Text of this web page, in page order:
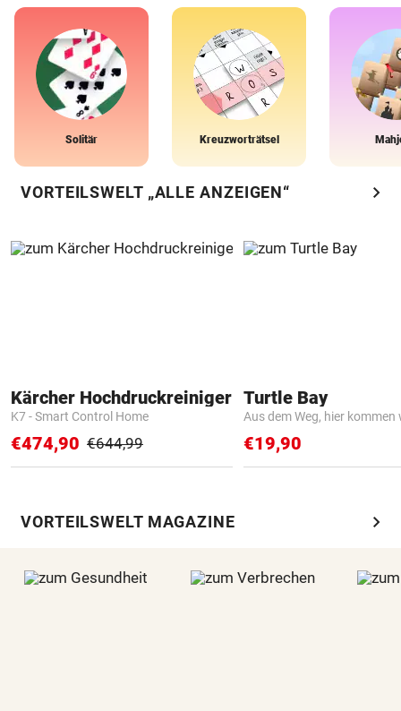
Solitär Kreuzworträtsel
VORTEILSWELT „ALLE ANZEIGEN“ chevron_right
Kärcher Hochdruckreiniger
K7 - Smart Control Home
€474,90 €644,99
Turtle Bay
Aus dem Weg, hier kommen
€19,90
VORTEILSWELT MAGAZINE chevron_right